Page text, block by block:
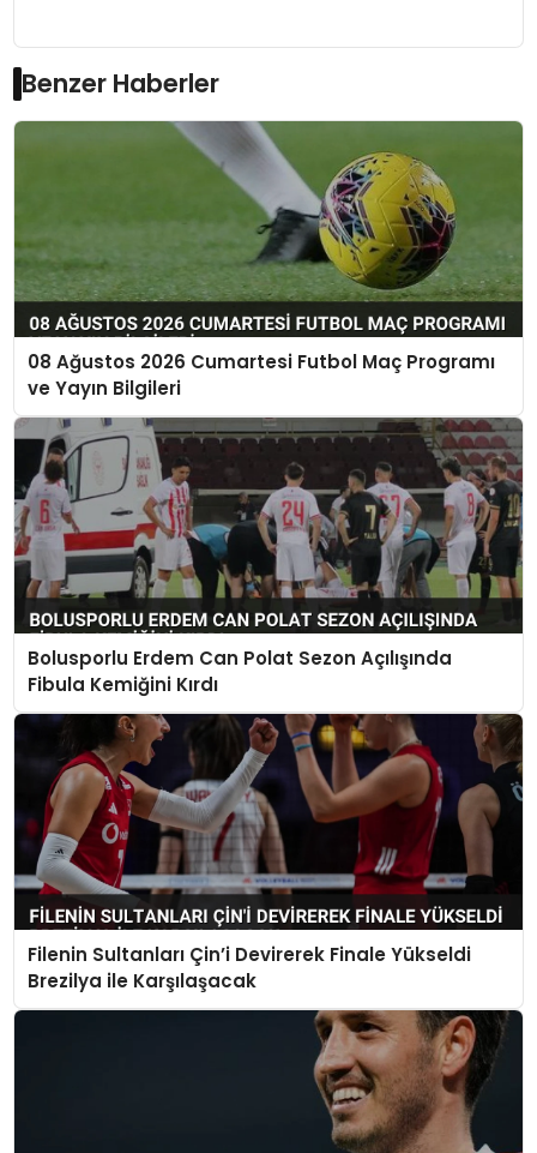
Benzer Haberler
08 Ağustos 2026 Cumartesi Futbol Maç Programı
ve Yayın Bilgileri
Bolusporlu Erdem Can Polat Sezon Açılışında
Fibula Kemiğini Kırdı
Filenin Sultanları Çin’i Devirerek Finale Yükseldi
Brezilya ile Karşılaşacak